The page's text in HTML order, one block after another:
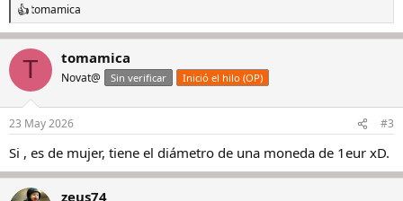
R
e
a
c
i
e
:
tomamica
T tomamica
Novat@ Sin verificar Inició el hilo (OP)
23 May 2026 #3
Si , es de mujer, tiene el diámetro de una moneda de 1eur xD.
zeus74